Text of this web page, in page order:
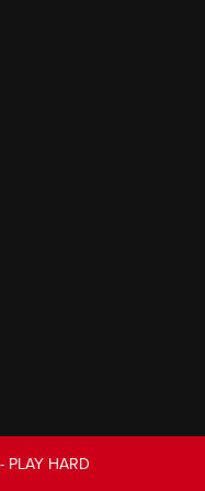
- PLAY HARD